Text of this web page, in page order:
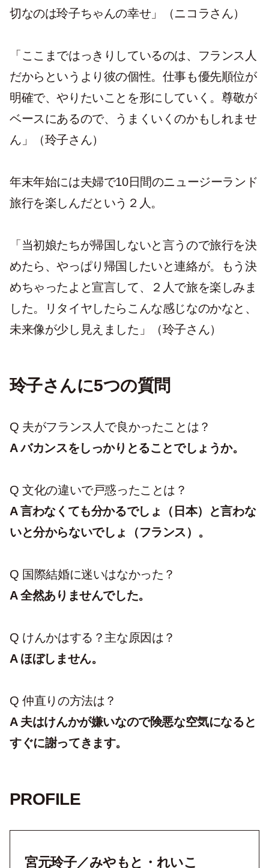
切なのは玲子ちゃんの幸せ」（ニコラさん）
「ここまではっきりしているのは、フランス人
だからというより彼の個性。仕事も優先順位が
明確で、やりたいことを形にしていく。尊敬が
ベースにあるので、うまくいくのかもしれませ
ん」（玲子さん）
年末年始には夫婦で10日間のニュージーランド
旅行を楽しんだという２人。
「当初娘たちが帰国しないと言うので旅行を決
めたら、やっぱり帰国したいと連絡が。もう決
めちゃったよと宣言して、２人で旅を楽しみま
した。リタイヤしたらこんな感じなのかなと、
未来像が少し見えました」（玲子さん）
玲子さんに5つの質問
Q 夫がフランス人で良かったことは？
A バカンスをしっかりとることでしょうか。
Q 文化の違いで戸惑ったことは？
A 言わなくても分かるでしょ（日本）と言わな
いと分からないでしょ（フランス）。
Q 国際結婚に迷いはなかった？
A 全然ありませんでした。
Q けんかはする？主な原因は？
A ほぼしません。
Q 仲直りの方法は？
A 夫はけんかが嫌いなので険悪な空気になると
すぐに謝ってきます。
PROFILE
宮元玲子／みやもと・れいこ